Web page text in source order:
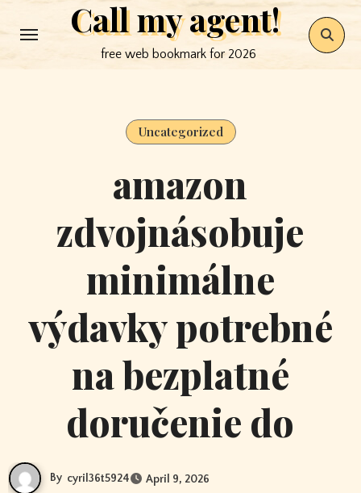
to
Call my agent!
free web bookmark for 2026
Uncategorized
amazon
zdvojnásobuje
minimálne
výdavky potrebné
na bezplatné
doručenie do
By cyril36t5924 April 9, 2026